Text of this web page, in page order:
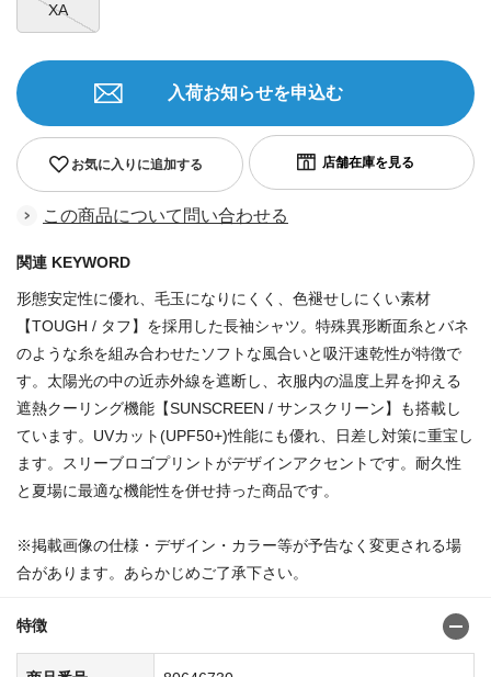
XA
お気に入りに追加する
入荷お知らせを申込む
この商品について問い合わせる
関連 KEYWORD
形態安定性に優れ、毛玉になりにくく、色褪せしにくい素材
【TOUGH / タフ】を採用した長袖シャツ。特殊異形断面糸とバネ
のような糸を組み合わせたソフトな風合いと吸汗速乾性が特徴で
す。太陽光の中の近赤外線を遮断し、衣服内の温度上昇を抑える
遮熱クーリング機能【SUNSCREEN / サンスクリーン】も搭載し
ています。UVカット(UPF50+)性能にも優れ、日差し対策に重宝し
ます。スリーブロゴプリントがデザインアクセントです。耐久性
と夏場に最適な機能性を併せ持った商品です。
※掲載画像の仕様・デザイン・カラー等が予告なく変更される場
合があります。あらかじめご了承下さい。
特徴